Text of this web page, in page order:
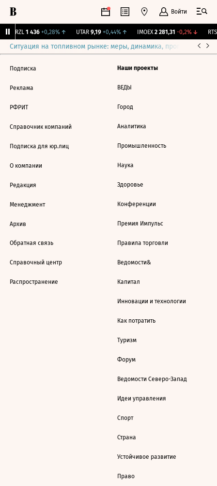
Войти
BRZL 1 436 +0,28%↑ UTAR 9,19 +0,44%↑ IMOEX 2 281,31 -0,2%↓ RTSI
Ситуация на топливном рынке: меры, динамика, прогнозы
Подписка
Реклама
РФРИТ
Справочник компаний
Подписка для юр.лиц
О компании
Редакция
Менеджмент
Архив
Обратная связь
Справочный центр
Распространение
Наши проекты
ВЕДЫ
Город
Аналитика
Промышленность
Наука
Здоровье
Конференции
Премия Импульс
Правила торговли
Ведомости&
Капитал
Инновации и технологии
Как потратить
Туризм
Форум
Ведомости Северо-Запад
Идеи управления
Спорт
Страна
Устойчивое развитие
Право